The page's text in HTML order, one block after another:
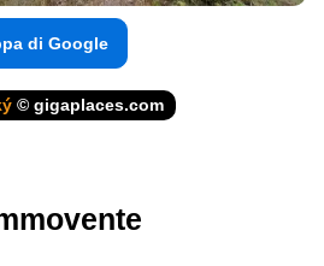
di Google
© gigaplaces.com